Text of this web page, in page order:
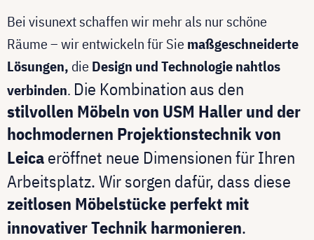
Bei visunext schaffen wir mehr als nur schöne
Räume – wir entwickeln für Sie maßgeschneiderte
Lösungen, die Design und Technologie nahtlos
verbinden. Die Kombination aus den
stilvollen Möbeln von USM Haller und der
hochmodernen Projektionstechnik von
Leicaeröffnet neue Dimensionen für Ihren
Arbeitsplatz. Wir sorgen dafür, dass diese
zeitlosen Möbelstücke perfekt mit
innovativer Technik harmonieren.